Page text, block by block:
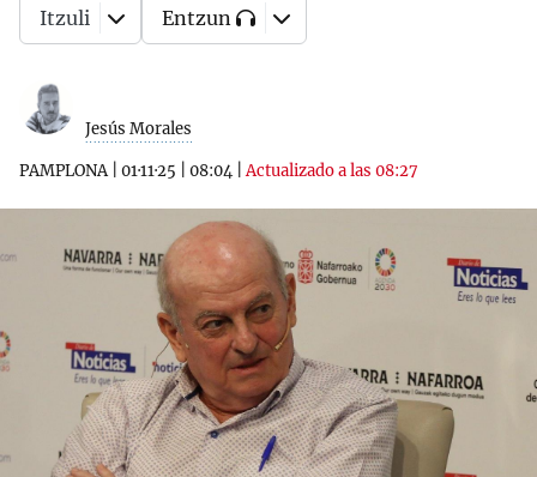
Jesús Morales
PAMPLONA| 01·11·25 08:04 |Actualizado a las 08:27
Itzuli Entzun